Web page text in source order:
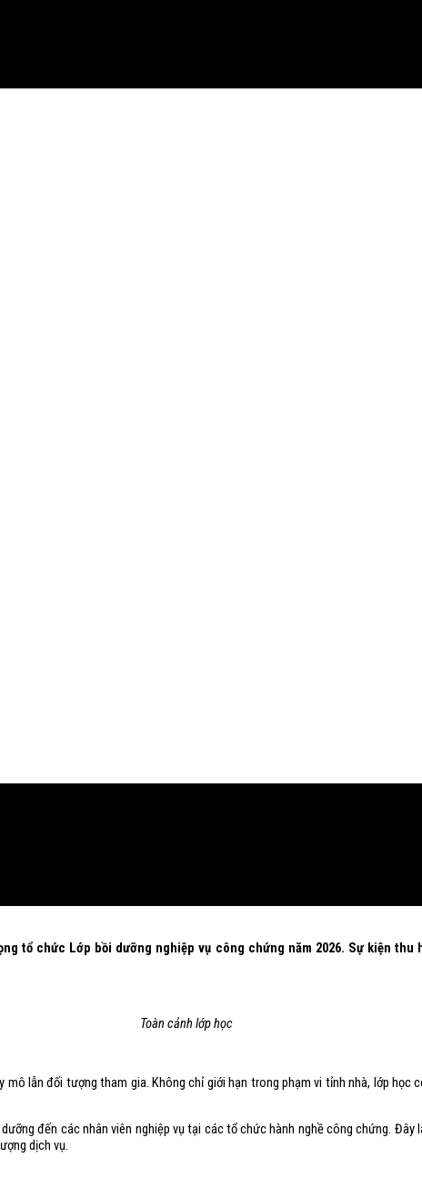
tổ chức Lớp bồi dưỡng nghiệp vụ công chứng năm 2026. Sự kiện
Toàn cảnh lớp học
lẫn đối tượng tham gia. Không chỉ giới hạn trong phạm vi tỉnh nhà, lớp
đến các nhân viên nghiệp vụ tại các tổ chức hành nghề công chứng.
dịch vụ.